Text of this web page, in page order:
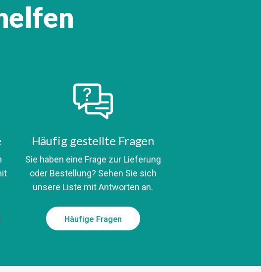
Häufig gestellte Fragen
Sie haben eine Frage zur Lieferung
oder Bestellung? Sehen Sie sich
unsere Liste mit Antworten an.
Häufige Fragen